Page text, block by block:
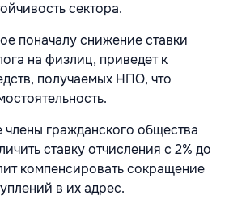
сектора.
поначалу снижение ставки
на физлиц, приведет к
получаемых НПО, что
члены гражданского общества
ставку отчисления с 2% до
компенсировать сокращение
в их адрес.